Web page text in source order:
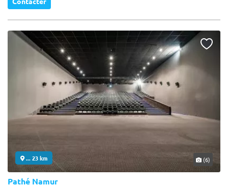
... 23 km (6)
Pathé Namur